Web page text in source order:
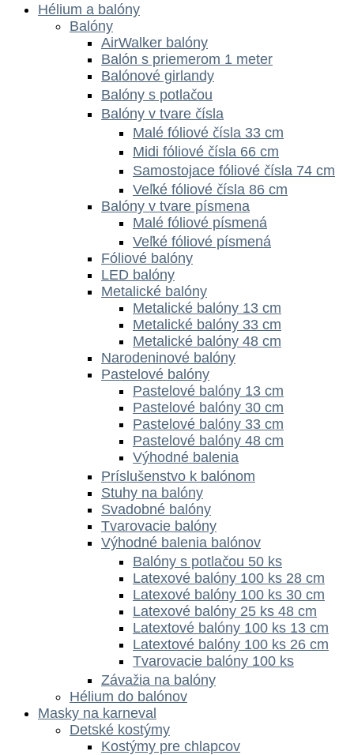
Hélium a balóny
Balóny
AirWalker balóny
Balón s priemerom 1 meter
Balónové girlandy
Balóny s potlačou
Balóny v tvare čísla
Malé fóliové čísla 33 cm
Midi fóliové čísla 66 cm
Samostojace fóliové čísla 74 cm
Veľké fóliové čísla 86 cm
Balóny v tvare písmena
Malé fóliové písmená
Veľké fóliové písmená
Fóliové balóny
LED balóny
Metalické balóny
Metalické balóny 13 cm
Metalické balóny 33 cm
Metalické balóny 48 cm
Narodeninové balóny
Pastelové balóny
Pastelové balóny 13 cm
Pastelové balóny 30 cm
Pastelové balóny 33 cm
Pastelové balóny 48 cm
Výhodné balenia
Príslušenstvo k balónom
Stuhy na balóny
Svadobné balóny
Tvarovacie balóny
Výhodné balenia balónov
Balóny s potlačou 50 ks
Latexové balóny 100 ks 28 cm
Latexové balóny 100 ks 30 cm
Latexové balóny 25 ks 48 cm
Latextové balóny 100 ks 13 cm
Latextové balóny 100 ks 26 cm
Tvarovacie balóny 100 ks
Závažia na balóny
Hélium do balónov
Masky na karneval
Detské kostýmy
Kostýmy pre chlapcov